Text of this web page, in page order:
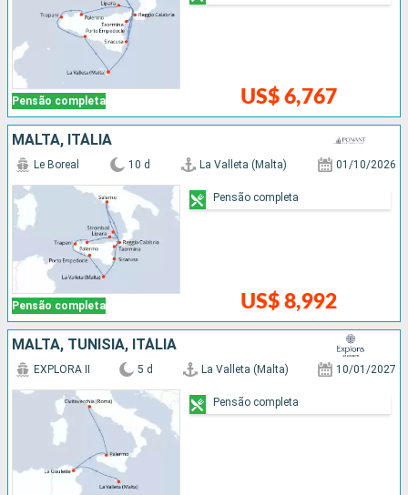
Pensão completa US$ 6,767
MALTA, ITÁLIA
Pensão completa
Le Boreal 10 d La Valleta (Malta) 01/10/2026
US$ 8,992
Pensão completa
MALTA, TUNÍSIA, ITÁLIA
EXPLORA II 5 d La Valleta (Malta) 10/01/2027
Pensão completa